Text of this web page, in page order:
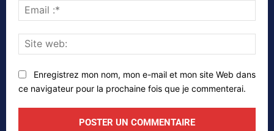
:*
web:
Enregistrez mon nom, mon e-mail et mon site Web dans
ce navigateur pour la prochaine fois que je commenterai.